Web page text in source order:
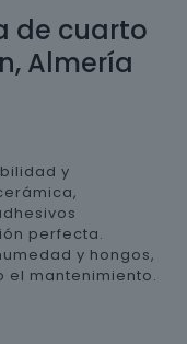
de cuarto
Almería
y
perfecta.
y hongos,
el mantenimiento.